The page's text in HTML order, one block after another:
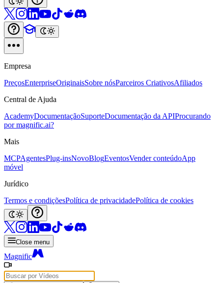
Empresa
PreçosEnterpriseOriginaisSobre nósParceiros CriativosAfiliados
Central de Ajuda
AcademyDocumentaçãoSuporteDocumentação da APIProcurando
por magnific.ai?
Mais
MCPAgentesPlug-insNovoBlogEventosVender conteúdoApp
móvel
Jurídico
Termos e condiçõesPolítica de privacidadePolítica de cookies
Close menu
Magnific